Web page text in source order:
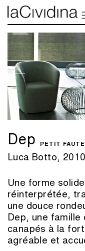
Dep PETIT
Luca Botto, 2010
Une forme
réinterprétée,
une douce
Dep, une
canapés à la
agréable et